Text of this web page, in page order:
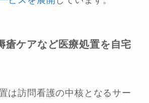
瘡ケアなど医療処置を自宅
は訪問看護の中核となるサー